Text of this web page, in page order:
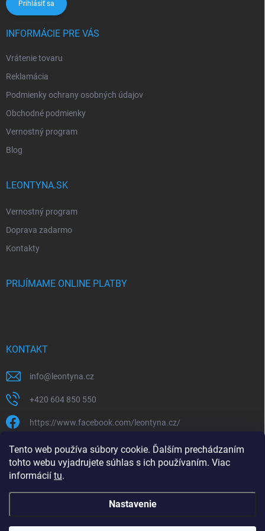
Tento web používa súbory cookie. Ďalším prechádzaním
tohto webu vyjadrujete súhlas s ich používaním. Viac
informácií tu.
Nastavenie
Prihlásiť sa
INFORMÁCIE PRE VÁS
Vrátenie tovaru
Reklamácia
Podmienky ochrany osobných údajov
Obchodné podmienky
Vernostný program
Blog
LEONTYNA.SK
Vernostný program
Doprava zadarmo
Kontakty
PRIJÍMAME ONLINE PLATBY
KONTAKT
info@ leontyna.cz
+420 604 850 550
https://www.facebook.com/leontyna.cz/
leontyna.cz
@leontyna.cz